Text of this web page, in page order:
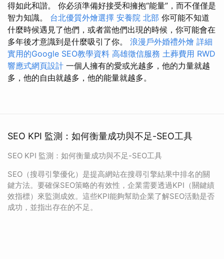
得如此和諧。 你必須準備好接受和擁抱“能量”，而不僅僅是
智力知識。 台北優質外燴選擇 安養院 北部 你可能不知道
什麼時候遇見了他們，或者當他們出現的時候，你可能會在
多年後才意識到是什麼吸引了你。 浪漫戶外婚禮外燴 詳細
實用的Google SEO教學資料 高雄徵信服務 土葬費用 RWD
響應式網頁設計 一個人擁有的愛或光越多，他的力量就越
多，他的自由就越多，他的能量就越多。
SEO KPI 監測：如何衡量成功與不足-SEO工具
SEO KPI 監測：如何衡量成功與不足-SEO工具
SEO（搜尋引擎優化）是提高網站在搜尋引擎結果中排名的關
鍵方法。要確保SEO策略的有效性，企業需要透過KPI（關鍵績
效指標）來監測成效。這些KPI能夠幫助企業了解SEO活動是否
成功，並指出存在的不足。